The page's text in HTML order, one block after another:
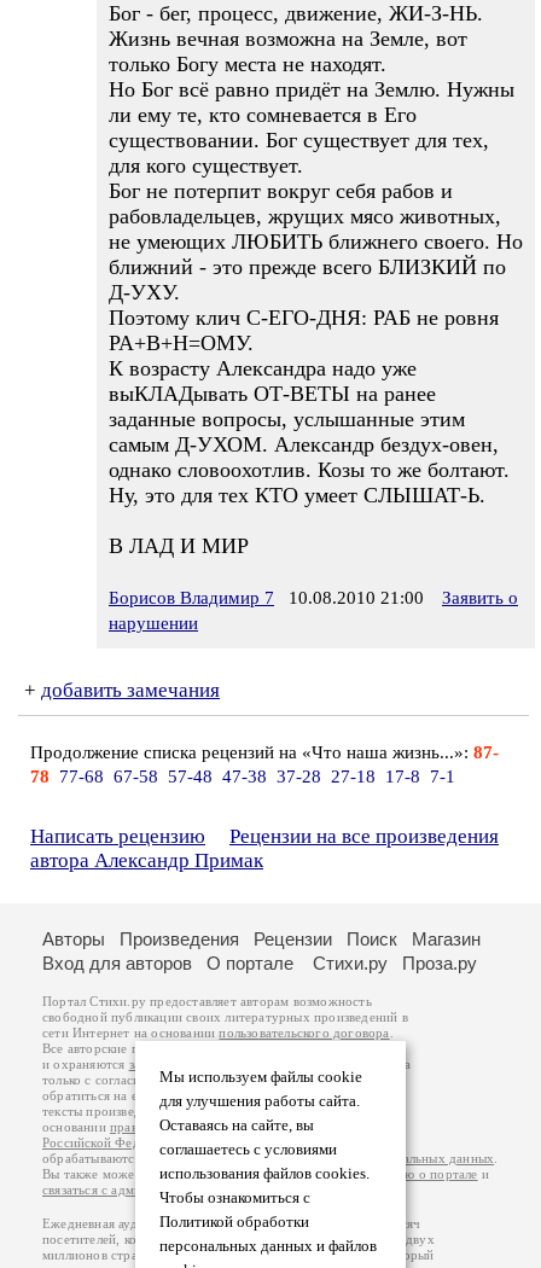
Бог - бег, процесс, движение, ЖИ-З-НЬ.
Жизнь вечная возможна на Земле, вот
только Богу места не находят.
Но Бог всё равно придёт на Землю. Нужны
ли ему те, кто сомневается в Его
существовании. Бог существует для тех,
для кого существует.
Бог не потерпит вокруг себя рабов и
рабовладельцев, жрущих мясо животных,
не умеющих ЛЮБИТЬ ближнего своего. Но
ближний - это прежде всего БЛИЗКИЙ по
Д-УХУ.
Поэтому клич С-ЕГО-ДНЯ: РАБ не ровня
РА+В+Н=ОМУ.
К возрасту Александра надо уже
выКЛАДывать ОТ-ВЕТЫ на ранее
заданные вопросы, услышанные этим
самым Д-УХОМ. Александр бездух-овен,
однако словоохотлив. Козы то же болтают.
Ну, это для тех КТО умеет СЛЫШАТ-Ь.
В ЛАД И МИР
Борисов Владимир 7 10.08.2010 21:00
Заявить о
нарушении
+ добавить замечания
Продолжение списка рецензий на «Что наша жизнь...»: 87-
78
77-68 67-58 57-48 47-38 37-28 27-18 17-8 7-1
Написать рецензию
Рецензии на все произведения
автора Александр Примак
Мы используем файлы cookie
для улучшения работы сайта.
Оставаясь на сайте, вы
соглашаетесь с условиями
использования файлов cookies.
Чтобы ознакомиться с
Политикой обработки
персональных данных и файлов
Авторы Произведения Рецензии Поиск
Магазин
Вход для авторов
О портале Стихи.ру Проза.ру
Портал Стихи.ру предоставляет авторам возможность
свободной публикации своих литературных произведений в
сети Интернет на основаниипользовательского договора
Все авторские права на произведения принадлежат авторам
и охраняются законом
. Перепечатка произведений возможна
только с согласия его автора, к которому вы можете
обратиться на его авторской странице. Ответственность за
тексты произведений авторы несут самостоятельно на
основанииправил публикацииизаконодательства
Российской Федерации
обрабатываются на основанииПолитики обработки персональных данных
Вы также можете посмотреть более подробнуюинформацию о портале и
связаться с администрацией
Ежедневная аудитория портала Стихи.ру – порядка 200 тысяч
посетителей, которые в общей сумме просматривают более двух
миллионов страниц по данным счетчика посещаемости, который